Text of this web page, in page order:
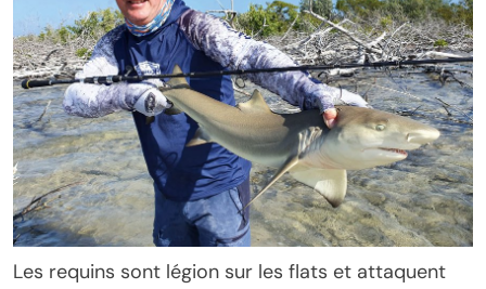
Les requins sont légion sur les flats et attaquent